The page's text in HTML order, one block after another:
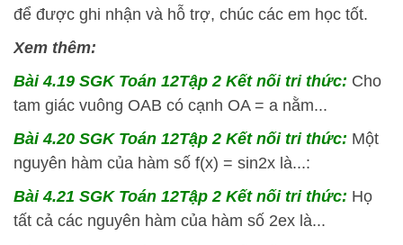
để được ghi nhận và hỗ trợ, chúc các em học tốt.
Xem thêm:
Bài 4.19 SGKToán 12Tập 2 Kết nối tri thức: Cho
tam giác vuông OAB có cạnh OA = a nằm...
Bài 4.20 SGKToán 12Tập 2 Kết nối tri thức: Một
nguyên hàm của hàm số f(x) = sin2x là...:
Bài 4.21 SGKToán 12Tập 2 Kết nối tri thức: Họ
tất cả các nguyên hàm của hàm số 2ex là...